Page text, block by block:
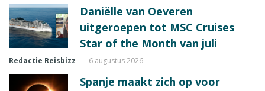
Daniëlle van Oeveren
uitgeroepen tot MSC Cruises
Star of the Month van juli
Redactie Reisbizz 6 augustus 2026
Spanje maakt zich op voor